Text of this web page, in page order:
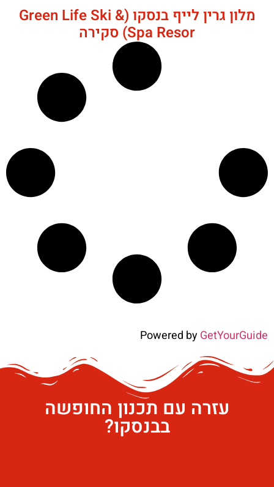
מלון גרין לייף בנסקו (Green Life Ski &
Spa Resor) סקירה
Powered byGetYourGuide
עזרה עם תכנון החופשה
בבנסקו?